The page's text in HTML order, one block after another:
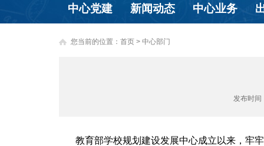
中心党建 新闻动态 中心业务
您当前的位置： 首页 > 中心部门
发布时
教育部学校规划建设发展中心成立以来，牢